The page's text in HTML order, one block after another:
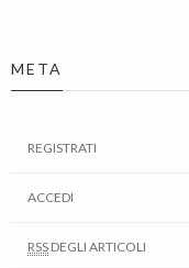
META
REGISTRATI
ACCEDI
RSS DEGLI ARTICOLI